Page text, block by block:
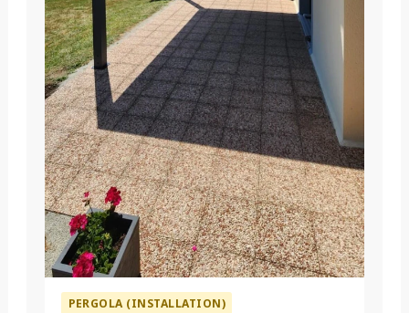
PERGOLA (INSTALLATION)